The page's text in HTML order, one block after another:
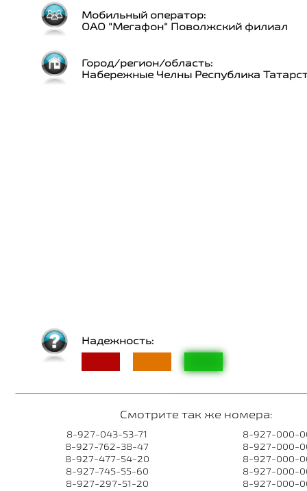
Мобильный оператор:
ОАО "Мегафон" Поволжский филиал
Город/регион/область:
Набережные Челны Республика
Надежность:
Смотрите так же номера:
8-927-043-53-71
8-927-762-38-47
8-927-477-54-20
8-927-745-55-60
8-927-297-51-20
8-927-000-
8-927-000-
8-927-000-
8-927-000-
8-927-000-